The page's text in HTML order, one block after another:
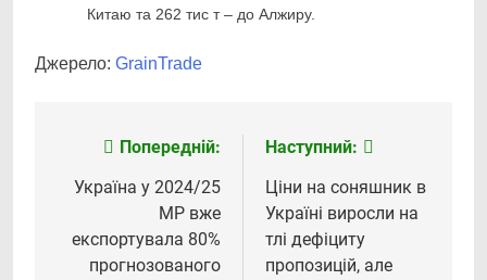
Китаю та 262 тис т – до Алжиру.
Джерело: GrainTrade
Навігація
записів
Попередній:
Україна у 2024/25
МР вже
експортувала 80%
прогнозованого
Наступний:
Ціни на соняшник в
Україні виросли на
тлі дефіциту
пропозицій, але